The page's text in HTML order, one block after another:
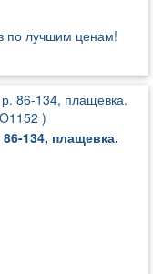
по лучшим ценам!
134, плащевка.